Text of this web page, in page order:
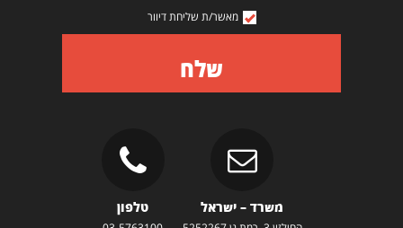
מאשר/ת שליחת דיוור
שלח
משרד – ישראל טלפון